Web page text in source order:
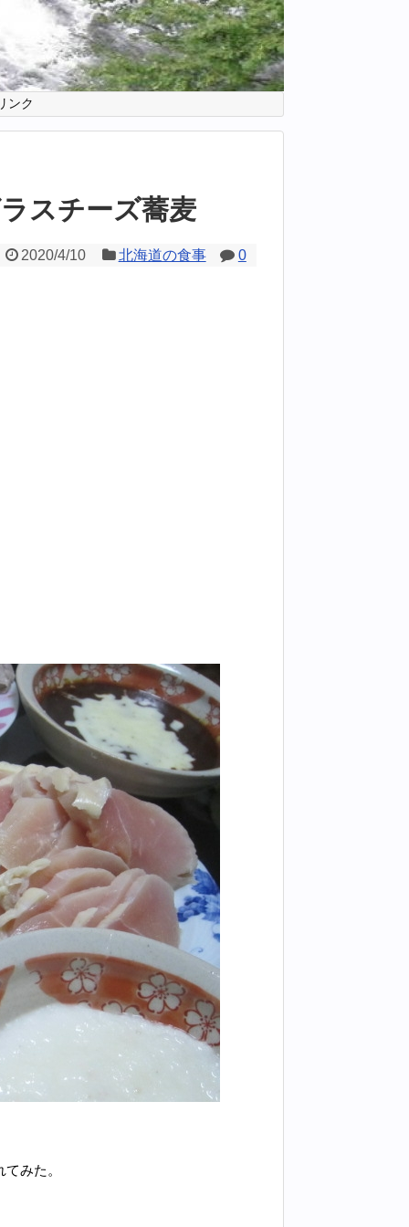
ンク
スチーズ蕎麦
2020/4/10 北海道の食事 0
みた。